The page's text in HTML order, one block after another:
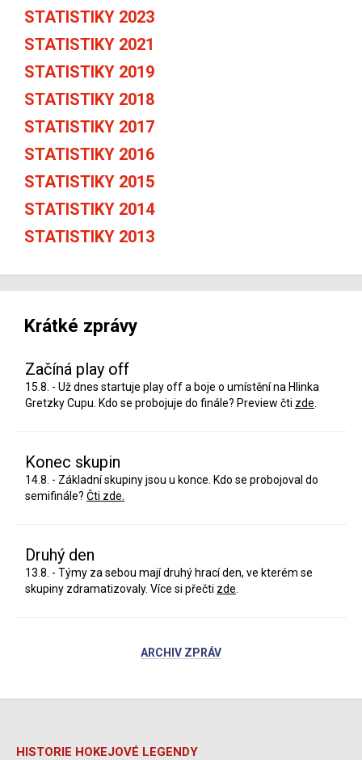
STATISTIKY 2023
STATISTIKY 2021
STATISTIKY 2019
STATISTIKY 2018
STATISTIKY 2017
STATISTIKY 2016
STATISTIKY 2015
STATISTIKY 2014
STATISTIKY 2013
Krátké zprávy
Začíná play off
15.8. - Už dnes startuje play off a boje o umístění na Hlinka
Gretzky Cupu. Kdo se probojuje do finále? Preview čti zde
Konec skupin
14.8. - Základní skupiny jsou u konce. Kdo se probojoval do
semifinále? Čti zde.
Druhý den
13.8. - Týmy za sebou mají druhý hrací den, ve kterém se
skupiny zdramatizovaly. Více si přečti zde
ARCHIV ZPRÁV
HISTORIE HOKEJOVÉ LEGENDY